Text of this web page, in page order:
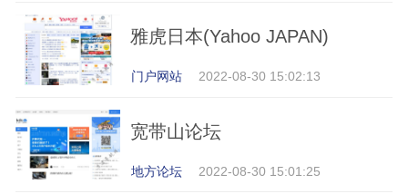
雅虎日本(Yahoo JAPAN)
门户网站 2022-08-30 15:02:13
宽带山论坛
地方论坛 2022-08-30 15:01:25